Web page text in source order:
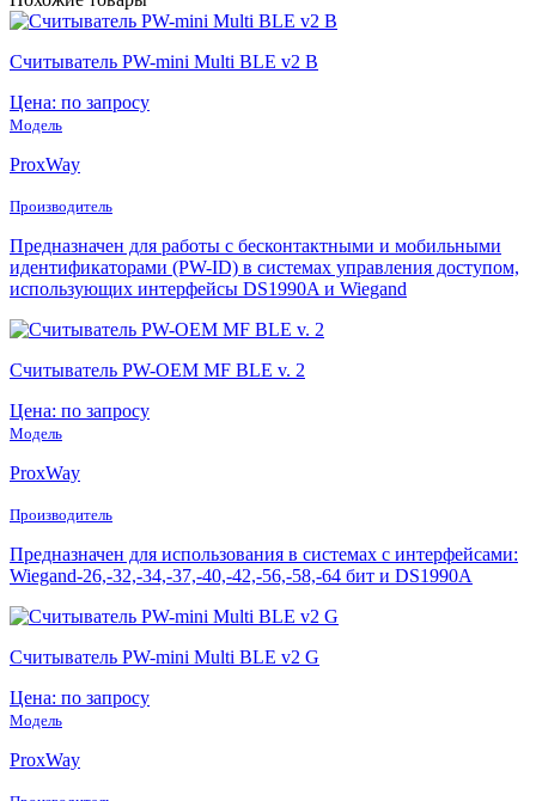
Считыватель PW-mini Multi BLE v2 B
Цена: по запросу
Модель
ProxWay
Производитель
Предназначен для работы с бесконтактными и мобильными
идентификаторами (PW-ID) в системах управления доступом,
использующих интерфейсы DS1990A и Wiegand
Считыватель PW-OEM MF BLE v. 2
Цена: по запросу
Модель
ProxWay
Производитель
Предназначен для использования в системах с интерфейсами:
Wiegand-26,-32,-34,-37,-40,-42,-56,-58,-64 бит и DS1990A
Считыватель PW-mini Multi BLE v2 G
Цена: по запросу
Модель
ProxWay